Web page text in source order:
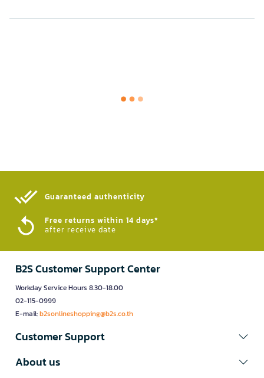
Guaranteed authenticity​
Free returns within 14 days*
after receive date
B2S Customer Support Center
Workday Service Hours 8.30-18.00
02-115-0999
E-mail:b2sonlineshopping@b2s.co.th
Customer Support
About us